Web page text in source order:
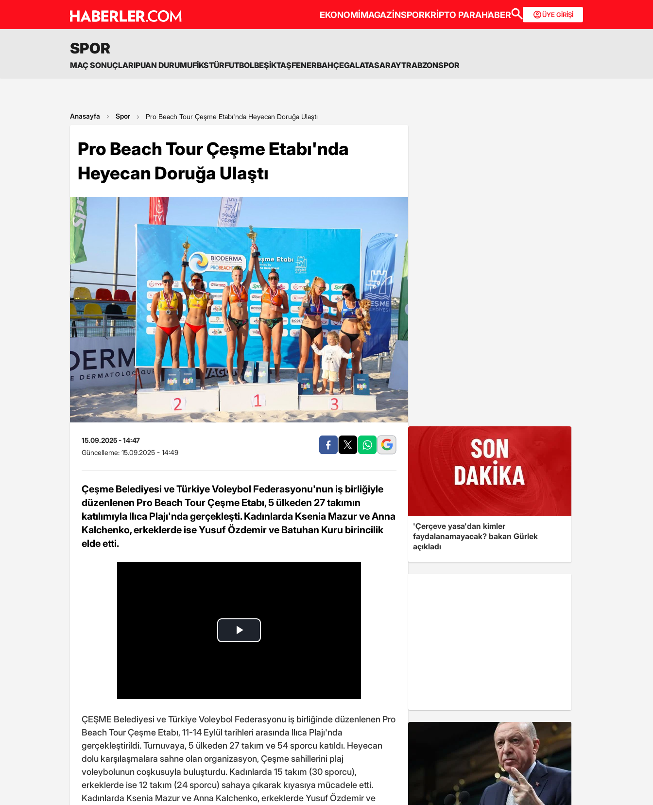
EKONOMİMAGAZİNSPORKRİPTO PARAHABER ÜYE GİRİŞİ
SPOR
MAÇ SONUÇLARIPUAN DURUMUFİKSTÜRFUTBOLBEŞİKTAŞFENERBAHÇEGALATASARAYTRABZONSPOR
Anasayfa Spor Pro Beach Tour Çeşme Etabı'nda Heyecan Doruğa Ulaştı
Pro Beach Tour Çeşme Etabı'nda
Heyecan Doruğa Ulaştı
15.09.2025 - 14:47
Güncelleme: 15.09.2025 - 14:49
Çeşme Belediyesi ve Türkiye Voleybol Federasyonu'nun iş birliğiyle
düzenlenen Pro Beach Tour Çeşme Etabı, 5 ülkeden 27 takımın
katılımıyla Ilıca Plajı'nda gerçekleşti. Kadınlarda Ksenia Mazur ve Anna
Kalchenko, erkeklerde ise Yusuf Özdemir ve Batuhan Kuru birincilik
elde etti.
ÇEŞME Belediyesi ve Türkiye Voleybol Federasyonu iş birliğinde düzenlenen Pro
Beach Tour Çeşme Etabı, 11-14 Eylül tarihleri arasında Ilıca Plajı'nda
gerçekleştirildi. Turnuvaya, 5 ülkeden 27 takım ve 54 sporcu katıldı. Heyecan
dolu karşılaşmalara sahne olan organizasyon, Çeşme sahillerini plaj
voleybolunun coşkusuyla buluşturdu. Kadınlarda 15 takım (30 sporcu),
erkeklerde ise 12 takım (24 sporcu) sahaya çıkarak kıyasıya mücadele etti.
Kadınlarda Ksenia Mazur ve Anna Kalchenko, erkeklerde Yusuf Özdemir ve
'Çerçeve yasa'dan kimler
faydalanamayacak? bakan Gürlek
açıkladı